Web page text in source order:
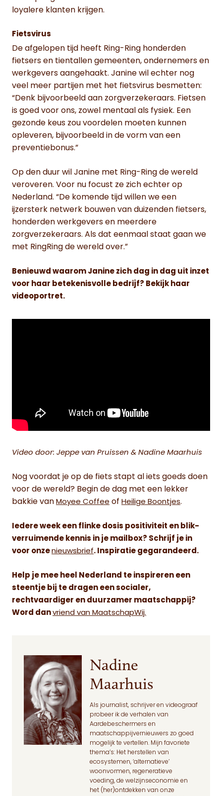
loyalere klanten krijgen.
Fietsvirus
De afgelopen tijd heeft Ring-Ring honderden
fietsers en tientallen gemeenten, ondernemers en
werkgevers aangehaakt. Janine wil echter nog
veel meer partijen met het fietsvirus besmetten:
“Denk bijvoorbeeld aan zorgverzekeraars. Fietsen
is goed voor ons, zowel mentaal als fysiek. Een
gezonde keus zou voordelen moeten kunnen
opleveren, bijvoorbeeld in de vorm van een
preventiebonus.”
Op den duur wil Janine met Ring-Ring de wereld
veroveren. Voor nu focust ze zich echter op
Nederland. “De komende tijd willen we een
ijzersterk netwerk bouwen van duizenden fietsers,
honderden werkgevers en meerdere
zorgverzekeraars. Als dat eenmaal staat gaan we
met RingRing de wereld over.”
Benieuwd waarom Janine zich dag in dag uit inzet
voor haar betekenisvolle bedrijf? Bekijk haar
videoportret.
Video door: Jeppe van Pruissen & Nadine Maarhuis
Nog voordat je op de fiets stapt al iets goeds doen
voor de wereld? Begin de dag met een lekker
bakkie van Moyee Coffee of Heilige Boontjes.
Iedere week een flinke dosis positiviteit en blik-
verruimende kennis in je mailbox? Schrijf je in
voor onze nieuwsbrief. Inspiratie gegarandeerd.
Help je mee heel Nederland te inspireren een
steentje bij te dragen een socialer,
rechtvaardiger en duurzamer maatschappij?
Word dan vriend van MaatschapWij.
Nadine
Maarhuis
Als journalist, schrijver en videograaf
probeer ik de verhalen van
Aardebeschermers en
maatschappijvernieuwers zo goed
mogelijk te vertellen. Mijn favoriete
thema’s: Het herstellen van
ecosystemen, ‘alternatieve’
woonvormen, regeneratieve
voeding, de welzijnseconomie en
het (her)ontdekken van onze